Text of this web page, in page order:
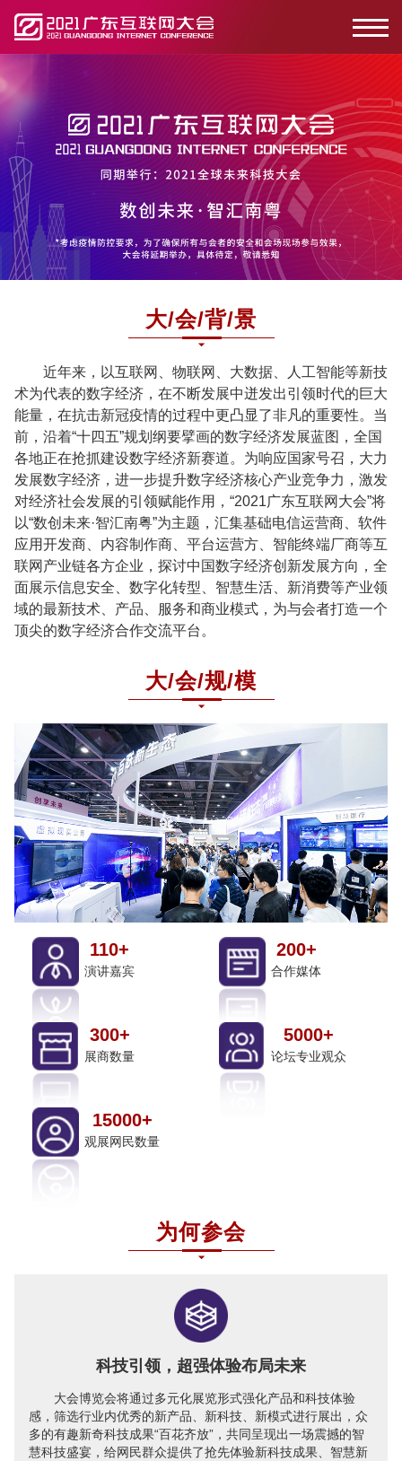
大/会/背/景
近年来，以互联网、物联网、大数据、人工智能等新技
术为代表的数字经济，在不断发展中迸发出引领时代的巨大
能量，在抗击新冠疫情的过程中更凸显了非凡的重要性。当
前，沿着“十四五”规划纲要擘画的数字经济发展蓝图，全国
各地正在抢抓建设数字经济新赛道。为响应国家号召，大力
发展数字经济，进一步提升数字经济核心产业竞争力，激发
对经济社会发展的引领赋能作用，“2021广东互联网大会”将
以“数创未来·智汇南粤”为主题，汇集基础电信运营商、软件
应用开发商、内容制作商、平台运营方、智能终端厂商等互
联网产业链各方企业，探讨中国数字经济创新发展方向，全
面展示信息安全、数字化转型、智慧生活、新消费等产业领
域的最新技术、产品、服务和商业模式，为与会者打造一个
顶尖的数字经济合作交流平台。
大/会/规/模
110+
演讲嘉宾
200+
合作媒体
300+
展商数量
5000+
论坛专业观众
15000+
观展网民数量
为何参会
科技引领，超强体验布局未来
大会博览会将通过多元化展览形式强化产品和科技体验
感，筛选行业内优秀的新产品、新科技、新模式进行展出，众
多的有趣新奇科技成果“百花齐放”，共同呈现出一场震撼的智
慧科技盛宴，给网民群众提供了抢先体验新科技成果、智慧新